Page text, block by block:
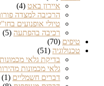
איירון באט (4)
הרכיבה למצדה פורום 8 (16)
טיולי אופנועים בחו"ל(8)
רכיבה בהפתעה(5)
טיפים(70)
טכנולוגיה(51)
בדיקת גלאי מכמונות(9)
גלאי מכמונות מהירות(20)
דברים חשמליים(1)